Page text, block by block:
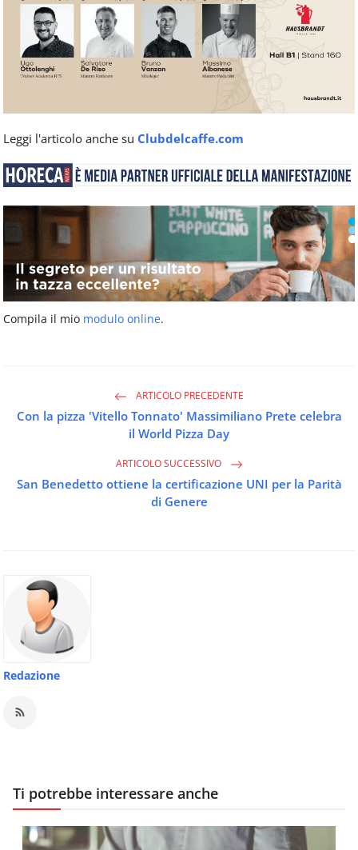
Leggi l'articolo anche su Clubdelcaffe.com
Compila il mio modulo online.
ARTICOLO PRECEDENTE
Con la pizza 'Vitello Tonnato' Massimiliano Prete celebra
il World Pizza Day
ARTICOLO SUCCESSIVO
San Benedetto ottiene la certificazione UNI per la Parità
di Genere
Redazione
Ti potrebbe interessare anche